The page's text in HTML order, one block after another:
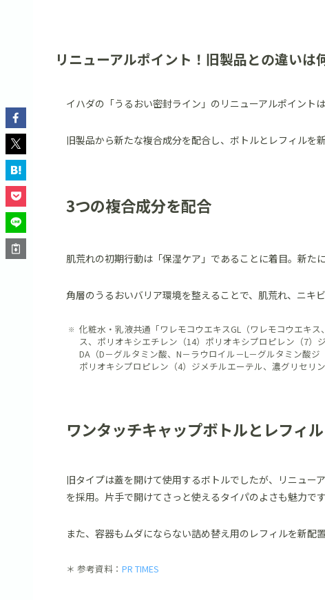
リニューアルポイント！旧製品との違いは
イハダの「うるおい密封ライン」のリニューアルポイントは
旧製品から新たな複合成分を配合し、ボトルとレフィルを
3つの複合成分を配合
肌荒れの初期行動は「保湿ケア」であることに着目。新た
角層のうるおいバリア環境を整えることで、肌荒れ、ニキ
化粧水・乳液共通「ワレモコウエキスGL（ワレモコウエキ
ス、ポリオキシエチレン（14）ポリオキシプロピレン（7
DA（D－グルタミン酸、N－ラウロイル－L－グルタミン酸
ポリオキシプロピレン（4）ジメチルエーテル、濃グリセリ
ワンタッチキャップボトルとレフィル
旧タイプは蓋を開けて使用するボトルでしたが、リニュ
を採用。片手で開けてさっと使えるタイパのよさも魅力です
また、容器もムダにならない詰め替え用のレフィルを新配置
＊ 参考資料： PR TIMES